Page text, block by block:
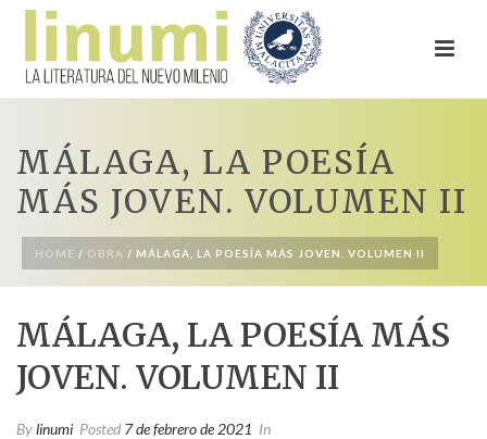
MÁLAGA, LA POESÍA
MÁS JOVEN. VOLUMEN II
HOME / OBRA / MÁLAGA, LA POESÍA MÁS JOVEN. VOLUMEN II
MÁLAGA, LA POESÍA MÁS
JOVEN. VOLUMEN II
Bylinumi Posted 7 de febrero de 2021 In